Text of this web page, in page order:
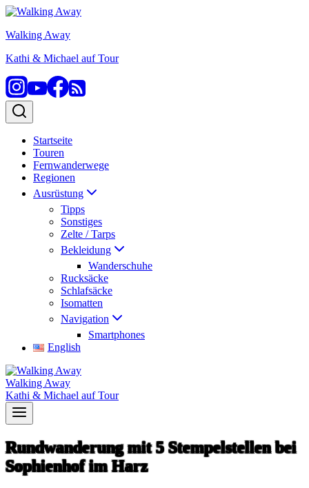
Zum
springen
Walking Away
Kathi & Michael auf Tour
Startseite
Touren
Fernwanderwege
Regionen
Ausrüstung
Tipps
Sonstiges
Zelte / Tarps
Bekleidung
Wanderschuhe
Rucksäcke
Schlafsäcke
Isomatten
Navigation
Smartphones
English
Walking Away
Kathi & Michael auf Tour
Rundwanderung mit 5 Stempelstellen bei
Sophienhof im Harz